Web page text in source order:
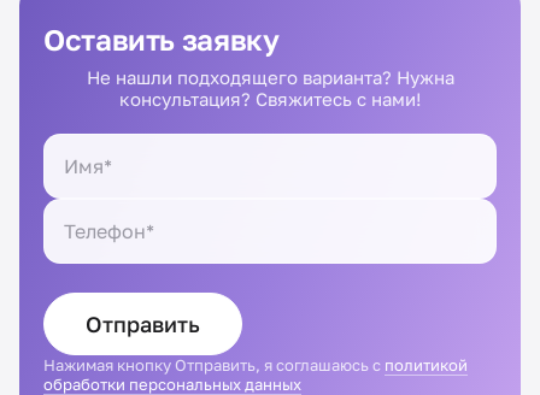
Оставить заявку
Не нашли подходящего варианта? Нужна
консультация? Свяжитесь с нами!
Отправить
Нажимая кнопку Отправить, я соглашаюсь с политикой
обработки персональных данных